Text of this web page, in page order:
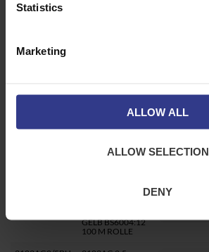
Statistics
Marketing
ALLOW ALL
ALLOW SELECTION
DENY
3184AG1/5YW
ARCTIC GRADE
BLAU BS6004:12
BRAUN,
SCHWARZ,
GELB BS6004:12
100 M ROLLE